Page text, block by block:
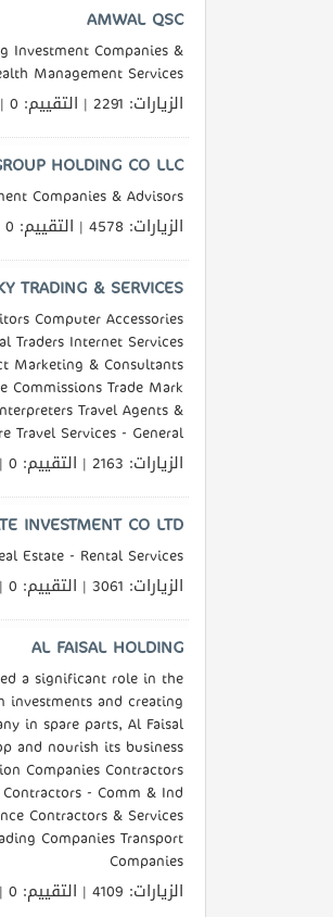
AMWAL QSC
Investment Companies &
Management Services
الزيارات: 2291 | التقييم: 0 | المقيّمين: 0 | المدينة
HOLDING CO LLC
Companies & Advisors
الزيارات: 4578 | التقييم: 0 | المقيّمين: 0 | المدينة
TRADING & SERVICES
Computer Accessories
Traders Internet Services
Marketing & Consultants
Commissions Trade Mark
Travel Agents &
Travel Services - General
الزيارات: 2163 | التقييم: 0 | المقيّمين: 0 | المدينة
INVESTMENT CO LTD
Estate - Rental Services
الزيارات: 3061 | التقييم: 0 | المقيّمين: 0 | المدينة
AL FAISAL HOLDING
a significant role in the
and creating
in spare parts, Al Faisal
and nourish its business
Companies Contractors
- Comm & Ind
Contractors & Services
Companies Transport
Companies
الزيارات: 4109 | التقييم: 0 | المقيّمين: 0 | المدينة